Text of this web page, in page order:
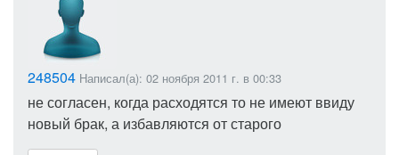
248504 Написал(а): 02 ноября 2011 г. в 00:33
не согласен, когда расходятся то не имеют ввиду
новый брак, а избавляются от старого